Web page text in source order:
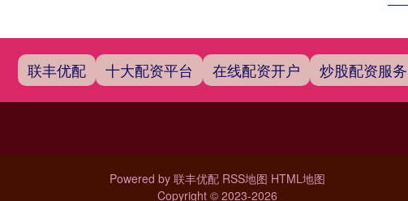
联丰优配 十大配资平台 在线配资开户 炒股配资服务
Powered by 联丰优配 RSS地图 HTML地图
Copyright © 2023-2026